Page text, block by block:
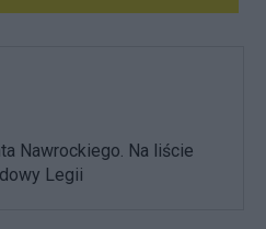
Nawrockiego. Na liście
Legii